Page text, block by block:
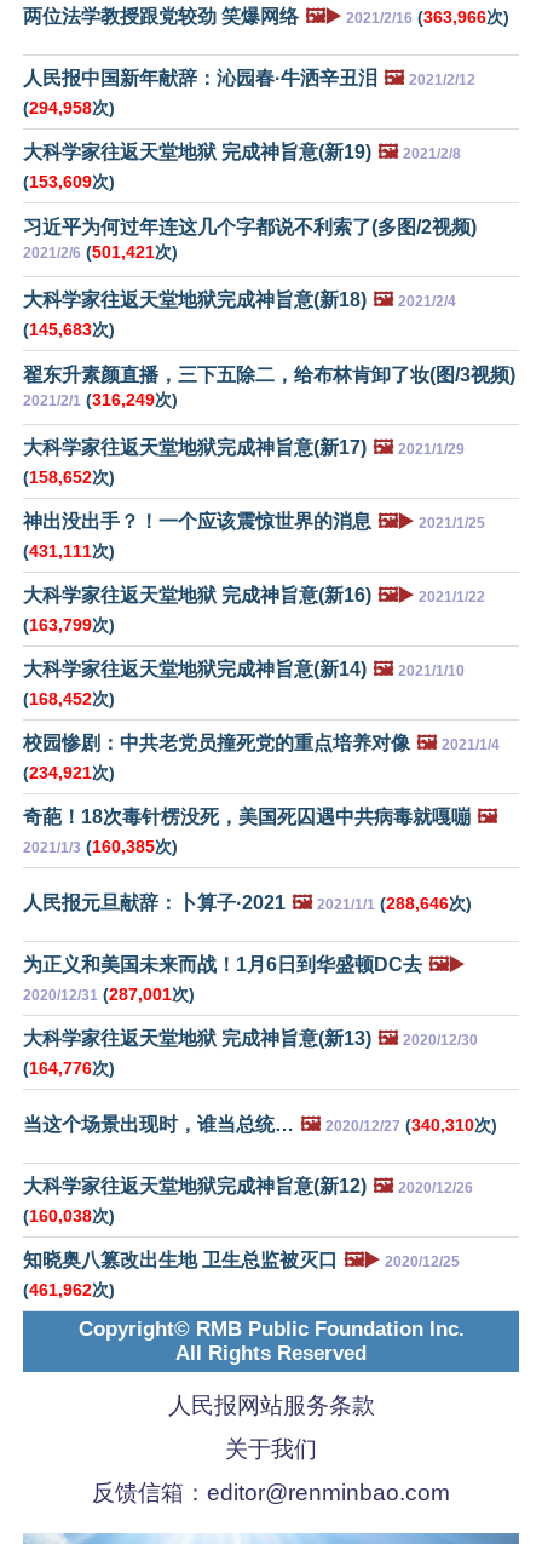
两位法学教授跟党较劲 笑爆网络 🖼️▶️ 2021/2/16 (363,966次)
人民报中国新年献辞：沁园春·牛洒辛丑泪 🖼️ 2021/2/12
(294,958次)
大科学家往返天堂地狱 完成神旨意(新19) 🖼️ 2021/2/8
(153,609次)
习近平为何过年连这几个字都说不利索了(多图/2视频)
2021/2/6 (501,421次)
大科学家往返天堂地狱完成神旨意(新18) 🖼️ 2021/2/4
(145,683次)
翟东升素颜直播，三下五除二，给布林肯卸了妆(图/3视频)
2021/2/1 (316,249次)
大科学家往返天堂地狱完成神旨意(新17) 🖼️ 2021/1/29
(158,652次)
神出没出手？！一个应该震惊世界的消息 🖼️▶️ 2021/1/25
(431,111次)
大科学家往返天堂地狱 完成神旨意(新16) 🖼️▶️ 2021/1/22
(163,799次)
大科学家往返天堂地狱完成神旨意(新14) 🖼️ 2021/1/10
(168,452次)
校园惨剧：中共老党员撞死党的重点培养对像 🖼️ 2021/1/4
(234,921次)
奇葩！18次毒针楞没死，美国死囚遇中共病毒就嘎嘣 🖼️
2021/1/3 (160,385次)
人民报元旦献辞：卜算子·2021 🖼️ 2021/1/1 (288,646次)
为正义和美国未来而战！1月6日到华盛顿DC去 🖼️▶️
2020/12/31 (287,001次)
大科学家往返天堂地狱 完成神旨意(新13) 🖼️ 2020/12/30
(164,776次)
当这个场景出现时，谁当总统… 🖼️ 2020/12/27 (340,310次)
大科学家往返天堂地狱完成神旨意(新12) 🖼️ 2020/12/26
(160,038次)
知晓奥八篡改出生地 卫生总监被灭口 🖼️▶️ 2020/12/25
(461,962次)
Copyright© RMB Public Foundation Inc.
All Rights Reserved
人民报网站服务条款
关于我们
反馈信箱： editor@renminbao.com